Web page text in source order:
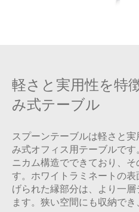
軽さと実用性を特
み式テーブル
スプーンテーブルは軽さと
み式オフィス用テーブルで
ニカム構造でできており、
す。ホワイトラミネートの
げられた縁部分は、より一
ます。狭い空間にも収納でき